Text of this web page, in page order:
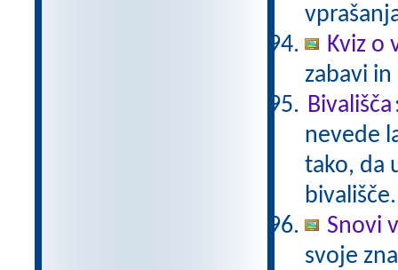
Kviz o
zabavi
Bivališča
nevede
tako, da
Snovi
svoje